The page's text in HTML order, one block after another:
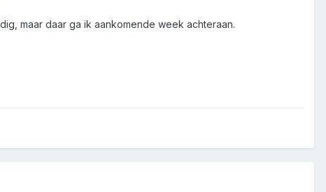
maar daar ga ik aankomende week achteraan.